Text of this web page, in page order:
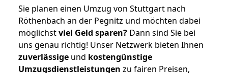
Sie planen einen Umzug von Stuttgart nach
Röthenbach an der Pegnitz und möchten dabei
möglichstviel Geld sparen? Dann sind Sie bei
uns genau richtig! Unser Netzwerk bieten Ihnen
zuverlässige und kostengünstige
Umzugsdienstleistungen zu fairen Preisen,